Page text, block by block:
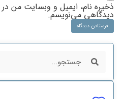
ذخیره نام، ایمیل و وبسایت من در
دیدگاهی می‌نویسم.